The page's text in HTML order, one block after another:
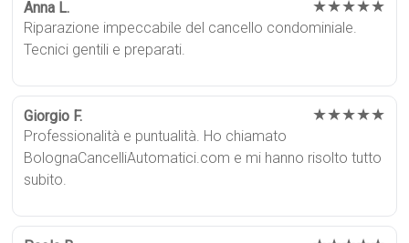
Anna L. ★★★★★
Riparazione impeccabile del cancello condominiale.
Tecnici gentili e preparati.
Giorgio F. ★★★★★
Professionalità e puntualità. Ho chiamato
BolognaCancelliAutomatici.com e mi hanno risolto tutto
subito.